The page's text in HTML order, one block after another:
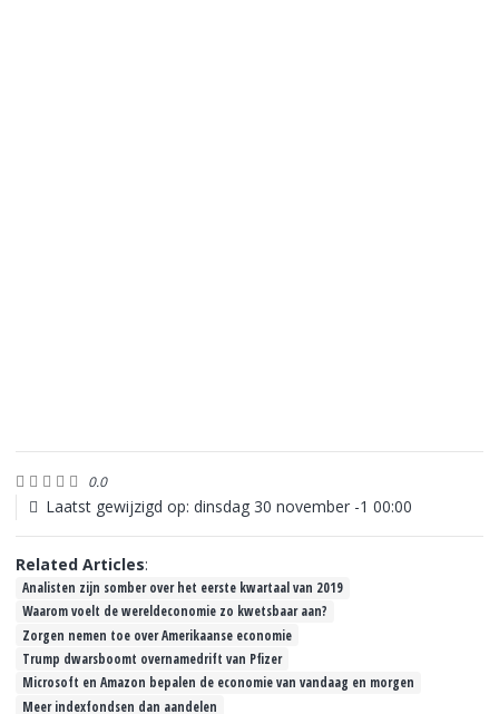
0.0
Laatst gewijzigd op: dinsdag 30 november -1 00:00
Related Articles:
Analisten zijn somber over het eerste kwartaal van 2019
Waarom voelt de wereldeconomie zo kwetsbaar aan?
Zorgen nemen toe over Amerikaanse economie
Trump dwarsboomt overnamedrift van Pfizer
Microsoft en Amazon bepalen de economie van vandaag en morgen
Meer indexfondsen dan aandelen